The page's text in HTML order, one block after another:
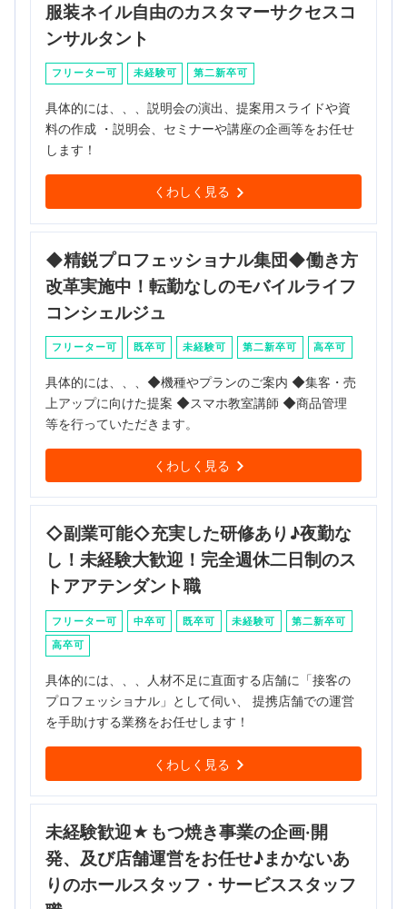
服装ネイル自由のカスタマーサクセスコ
ンサルタント
フリーター可 未経験可 第二新卒可
具体的には、、、説明会の演出、提案用スライドや資
料の作成 ・説明会、セミナーや講座の企画等をお任せ
します！
くわしく見る
◆精鋭プロフェッショナル集団◆働き方
改革実施中！転勤なしのモバイルライフ
コンシェルジュ
フリーター可 既卒可 未経験可 第二新卒可 高卒可
具体的には、、、◆機種やプランのご案内 ◆集客・売
上アップに向けた提案 ◆スマホ教室講師 ◆商品管理
等を行っていただきます。
くわしく見る
◇副業可能◇充実した研修あり♪夜勤な
し！未経験大歓迎！完全週休二日制のス
トアアテンダント職
フリーター可 中卒可 既卒可 未経験可
第二新卒可
高卒可
具体的には、、、人材不足に直面する店舗に「接客の
プロフェッショナル」として伺い、 提携店舗での運営
を手助けする業務をお任せします！
くわしく見る
未経験歓迎★もつ焼き事業の企画·開
発、及び店舗運営をお任せ♪まかないあ
りのホールスタッフ・サービススタッフ